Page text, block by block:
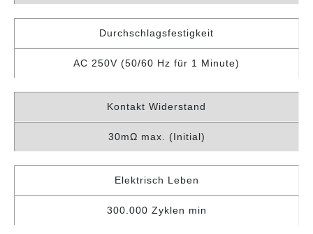
Durchschlagsfestigkeit
AC 250V (50/60 Hz für 1 Minute)
Kontakt Widerstand
30mΩ max. (Initial)
Elektrisch Leben
300.000 Zyklen min